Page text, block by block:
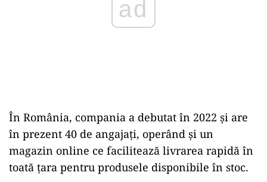
În România, compania a debutat în 2022 și are
în prezent 40 de angajați, operând și un
magazin online ce facilitează livrarea rapidă în
toată țara pentru produsele disponibile în stoc.